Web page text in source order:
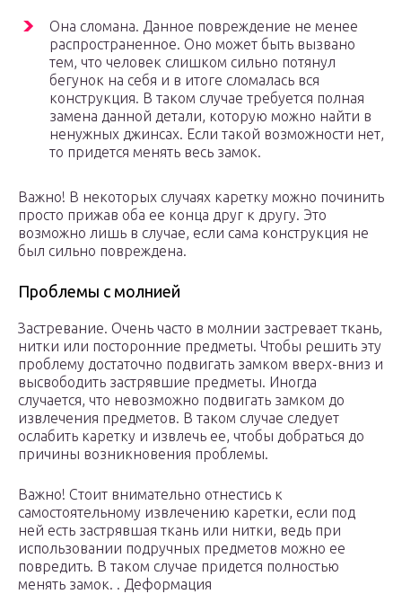
Она сломана. Данное повреждение не менее
распространенное. Оно может быть вызвано
тем, что человек слишком сильно потянул
бегунок на себя и в итоге сломалась вся
конструкция. В таком случае требуется полная
замена данной детали, которую можно найти в
ненужных джинсах. Если такой возможности нет,
то придется менять весь замок.
Важно! В некоторых случаях каретку можно починить
просто прижав оба ее конца друг к другу. Это
возможно лишь в случае, если сама конструкция не
был сильно повреждена.
Проблемы с молнией
Застревание. Очень часто в молнии застревает ткань,
нитки или посторонние предметы. Чтобы решить эту
проблему достаточно подвигать замком вверх-вниз и
высвободить застрявшие предметы. Иногда
случается, что невозможно подвигать замком до
извлечения предметов. В таком случае следует
ослабить каретку и извлечь ее, чтобы добраться до
причины возникновения проблемы.
Важно! Стоит внимательно отнестись к
самостоятельному извлечению каретки, если под
ней есть застрявшая ткань или нитки, ведь при
использовании подручных предметов можно ее
повредить. В таком случае придется полностью
менять замок. . Деформация